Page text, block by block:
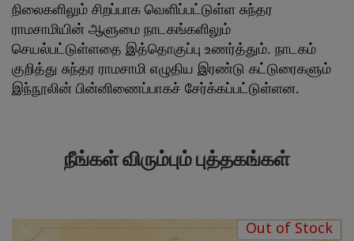
நிலைகளிலும் சிறப்பாக வெளிப்பட்டுள்ள சுந்தர
ராமசாமியின் ஆளுமை நாடகங்களிலும்
செயல்பட்டுள்ளதை இத்தொகுப்பு உணர்த்தும். நாடகம்
குறித்து சுந்தர ராமசாமி எழுதிய இரண்டு கட்டுரைகளும்
இந்நூலின் பின்னிணைப்பாகச் சேர்க்கப்பட்டுள்ளன.
நீங்கள் விரும்பும் புத்தகங்கள்
Out of Stock